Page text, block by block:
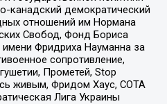
канадский демократический
отношений им Нормана
Свобод, Фонд Бориса
Фридриха Науманна за
сопротивление,
Прометей, Stop
живым, Фридом Хаус, СОТА
Лига Украины